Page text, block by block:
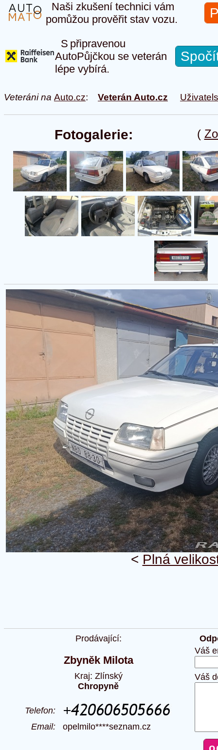
Naši zkušení technici vám
pomůžou prověřit stav vozu.
S připravenou
AutoPůjčkou se veterán
lépe vybírá.
Veteráni na Auto.cz: Veterán Auto.cz
(
Fotogalerie:
< Plná
Prodávající:
Zbyněk Milota
Kraj: Zlínský
Chropyně
Telefon:
Email: opelmilo****seznam.cz
Váš
Váš